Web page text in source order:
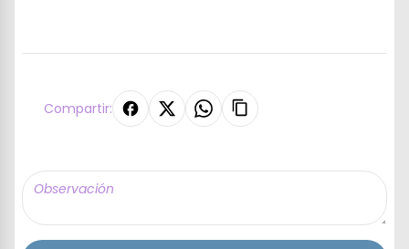
Compartir: